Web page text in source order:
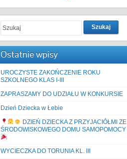
Szukaj
Ostatnie wpisy
UROCZYSTE ZAKOŃCZENIE ROKU
SZKOLNEGO KLAS I-III
ZAPRASZAMY DO UDZIAŁU W KONKURSIE
Dzień Dziecka w Łebie
DZIEŃ DZIECKA Z PRZYJACIÓŁMI ZE
ŚRODOWISKOWEGO DOMU SAMOPOMOCY
WYCIECZKA DO TORUNIA KL. III